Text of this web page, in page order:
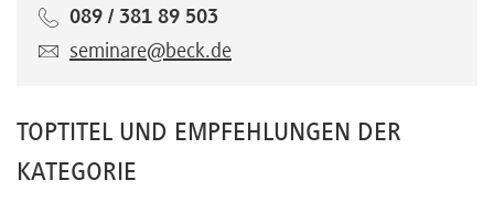
089 / 381 89 503
seminare@beck.de
TOPTITEL UND EMPFEHLUNGEN DER
KATEGORIE